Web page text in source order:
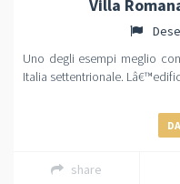
Villa
Uno degli esempi meglio
Italia settentrionale.
share